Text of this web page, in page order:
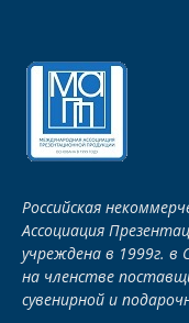
Российская
Ассоциация
учреждена в 1999г.
на членстве
сувенирной и